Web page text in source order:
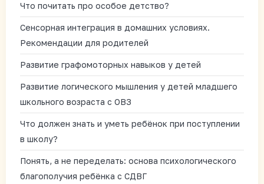
Что почитать про особое детство?
Сенсорная интеграция в домашних условиях.
Рекомендации для родителей
Развитие графомоторных навыков у детей
Развитие логического мышления у детей младшего
школьного возраста с ОВЗ
Что должен знать и уметь ребёнок при поступлении
в школу?
Понять, а не переделать: основа психологического
благополучия ребёнка с СДВГ